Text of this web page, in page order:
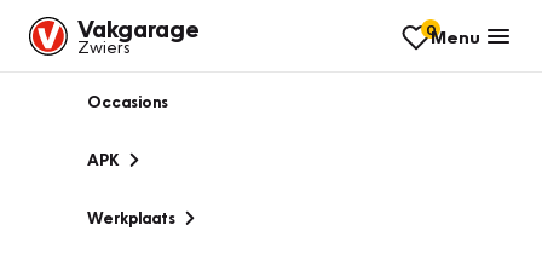
Vakgarage
Zwiers
0Menu
Occasions
APK
Werkplaats